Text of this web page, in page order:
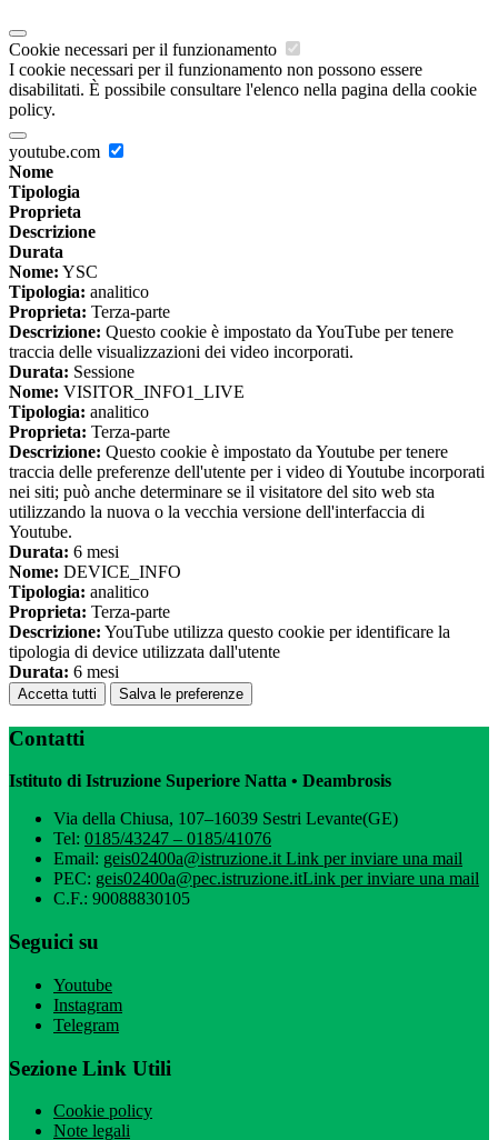
Cookie necessari per il funzionamento
I cookie necessari per il funzionamento non possono essere
disabilitati. È possibile consultare l'elenco nella pagina della cookie
policy.
youtube.com
Nome
Tipologia
Proprieta
Descrizione
Durata
Nome: YSC
Tipologia: analitico
Proprieta: Terza-parte
Descrizione: Questo cookie è impostato da YouTube per tenere
traccia delle visualizzazioni dei video incorporati.
Durata: Sessione
Nome: VISITOR_INFO1_LIVE
Tipologia: analitico
Proprieta: Terza-parte
Descrizione: Questo cookie è impostato da Youtube per tenere
traccia delle preferenze dell'utente per i video di Youtube incorporati
nei siti; può anche determinare se il visitatore del sito web sta
utilizzando la nuova o la vecchia versione dell'interfaccia di
Youtube.
Durata: 6 mesi
Nome: DEVICE_INFO
Tipologia: analitico
Proprieta: Terza-parte
Descrizione: YouTube utilizza questo cookie per identificare la
tipologia di device utilizzata dall'utente
Durata: 6 mesi
Accetta tutti Salva le preferenze
Contatti
Istituto di Istruzione Superiore Natta • Deambrosis
Via della Chiusa, 107–16039 Sestri Levante(GE)
Tel: 0185/43247 – 0185/41076
Email: geis02400a@istruzione.itLink per inviare una mail
PEC: geis02400a@pec.istruzione.itLink per inviare una mail
C.F.: 90088830105
Seguici su
Youtube
Instagram
Telegram
Sezione Link Utili
Cookie policy
Note legali